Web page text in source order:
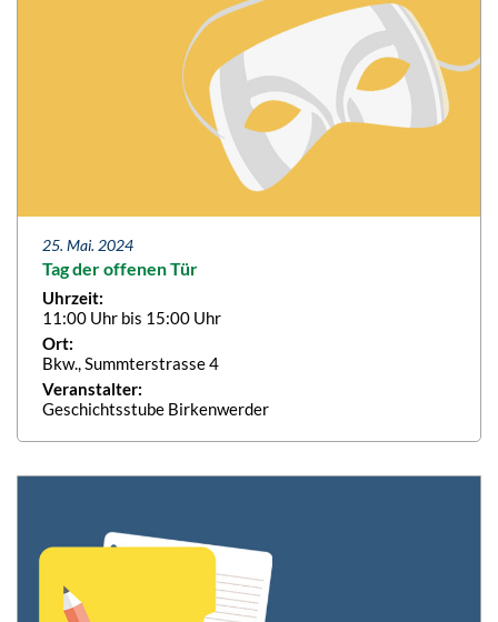
25. Mai. 2024
Tag der offenen Tür
Uhrzeit:
11:00 Uhr bis 15:00 Uhr
Ort:
Bkw., Summterstrasse 4
Veranstalter:
Geschichtsstube Birkenwerder